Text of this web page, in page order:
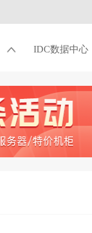
IDC数据中心